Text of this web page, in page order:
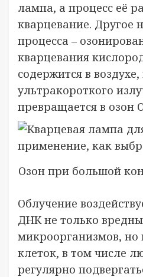
лампа, а процесс её
кварцевание. Другое
процесса –
кварцевания
содержится в
ультракороткого
превращается в озон
Озон при большой
Облучение
ДНК не только
микроорганизмов, но
клеток, в том числе
регулярно